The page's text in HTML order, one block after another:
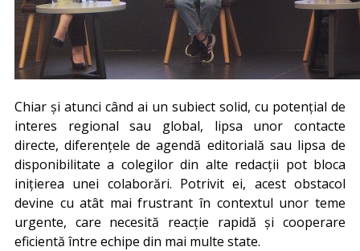
Chiar și atunci când ai un subiect solid, cu potențial de
interes regional sau global, lipsa unor contacte
directe, diferențele de agendă editorială sau lipsa de
disponibilitate a colegilor din alte redacții pot bloca
inițierea unei colaborări. Potrivit ei, acest obstacol
devine cu atât mai frustrant în contextul unor teme
urgente, care necesită reacție rapidă și cooperare
eficientă între echipe din mai multe state.